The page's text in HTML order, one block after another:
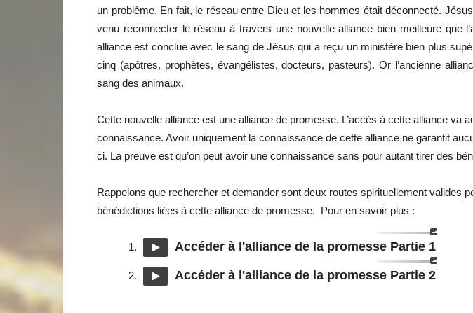
un problème. En fait, le réseau entre Dieu et les hommes était déconnecté.
venu reconnecter le réseau à travers une nouvelle alliance bien meilleure que
alliance est conclue avec le sang de Jésus qui a reçu un ministère bien plus
cinq (apôtres, prophètes, évangélistes, docteurs, pasteurs). Or l’ancienne
sang des animaux.
Cette nouvelle alliance est une alliance de promesse. L’accès à cette alliance va
connaissance. Avoir uniquement la connaissance de cette alliance ne garantit
ci. La preuve est qu’on peut avoir une connaissance sans pour autant tirer des
Rappelons que rechercher et demander sont deux routes spirituellement valides
bénédictions liées à cette alliance de promesse. Pour en savoir plus :
Accéder à l'alliance de la promesse Partie 1
Accéder à l'alliance de la promesse Partie 2